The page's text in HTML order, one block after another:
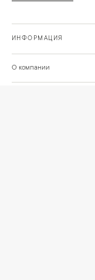
ИНФОРМАЦИЯ
О компании